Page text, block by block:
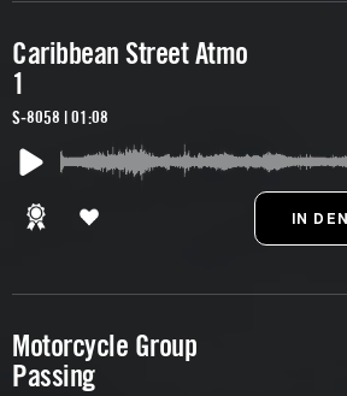
Caribbean Street Atmo
1
S-8058 | 01:08
Motorcycle Group
Passing